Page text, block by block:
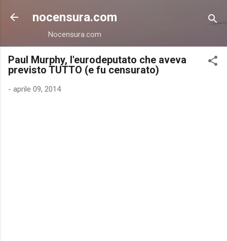
Passa ai contenuti principali
nocensura.com
Nocensura.com
Paul Murphy, l'eurodeputato che aveva
previsto TUTTO (e fu censurato)
- aprile 09, 2014